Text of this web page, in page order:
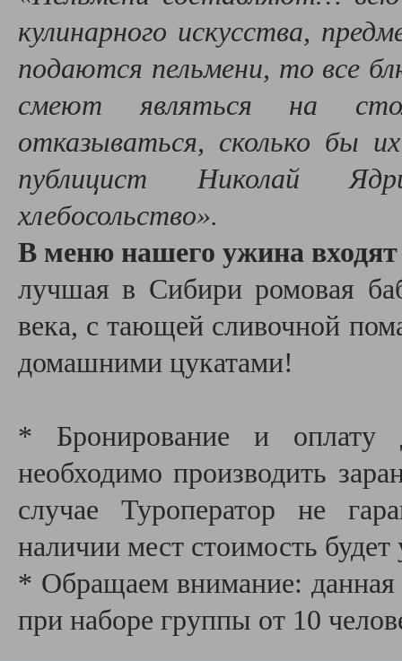
кулинарного искусства,
подаются пельмени, то все
смеют являться на
отказываться, сколько бы
публицист Николай
хлебосольство».
В меню нашего ужина входят
лучшая в Сибири ромовая
века, с тающей сливочной
домашними цукатами!
* Бронирование и оплату
необходимо производить
случае Туроператор не
наличии мест стоимость
* Обращаем внимание: данная
при наборе группы от 10